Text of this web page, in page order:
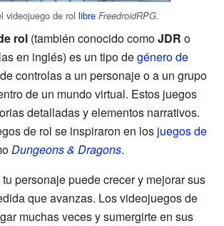
videojuego de rol libre FreedroidRPG.
rol (también conocido comoJDR o
en inglés) es un tipo degénero de
controlas a un personaje o a un grupo
de un mundo virtual. Estos juegos
detalladas y elementos narrativos.
de rol se inspiraron en los juegos de
Dungeons & Dragons.
personaje puede crecer y mejorar sus
que avanzas. Los videojuegos de
muchas veces y sumergirte en sus